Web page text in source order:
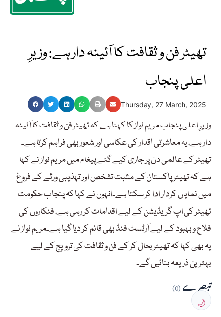
تھیٹر فن و ثقافت کا آئینہ دار ہے: وزیرِ
اعلی پنجاب
Thursday, 27 March, 2025
وزیرِ اعلی پنجاب مریم نواز کا کہنا ہے کہ تھیٹر فن و ثقافت کا آئینہ
دار ہے، یہ معاشرتی اقدار کی عکاسی اور شعور بھی فراہم کرتا ہے۔
تھیٹر کے عالمی دن پر جاری کیے گئے پیغام میں مریم نواز نے کہا
ہے کہ تھیٹر پاکستان کے مثبت تشخص اور تہذیبی ورثے کے فروغ
میں نمایاں کردار ادا کر سکتا ہے۔انہوں نے کہا کہ پنجاب حکومت
تھیٹر کی اپ گریڈیشن کے لیے اقدامات کر رہی ہے، فنکاروں کی
فلاح و بہبود کے لیے آرٹسٹ فنڈ بھی قائم کر دیا گیا ہے۔مریم نواز نے
یہ بھی کہا کہ تھیٹر بحال کر کے فن و ثقافت کی ترویج کے لیے
بہترین ذریعہ بنائیں گے۔
تبصرے(0)
🌙